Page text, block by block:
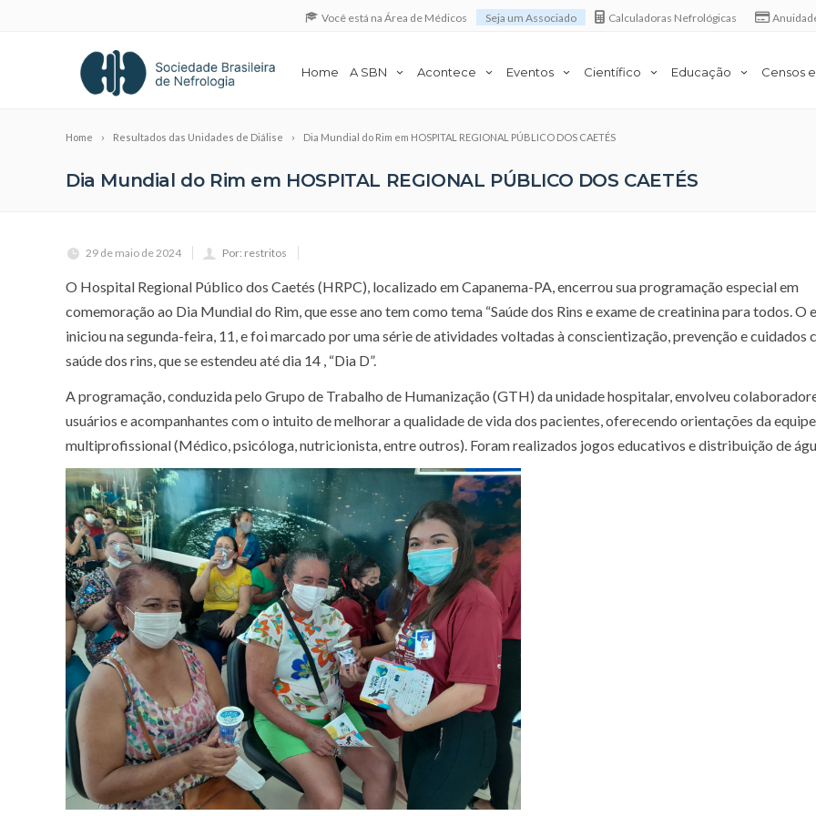
Você está na Área de Médicos Seja um Associado Calculadoras Nefrológicas
Home A SBN Acontece Eventos Científico Educação Censos
Home Resultados das Unidades de Diálise Dia Mundial do Rim em HOSPITAL REGIONAL PÚBLICO DOS CAETÉS
Dia Mundial do Rim em HOSPITAL REGIONAL PÚBLICO DOS CAETÉS
29 de maio de 2024 Por: restritos
O Hospital Regional Público dos Caetés (HRPC), localizado em Capanema-PA, encerrou sua programação especial em
comemoração ao Dia Mundial do Rim, que esse ano tem como tema “Saúde dos Rins e exame de creatinina para todos. O
iniciou na segunda-feira, 11, e foi marcado por uma série de atividades voltadas à conscientização, prevenção e cuidados
saúde dos rins, que se estendeu até dia 14 , “Dia D”.
A programação, conduzida pelo Grupo de Trabalho de Humanização (GTH) da unidade hospitalar, envolveu
usuários e acompanhantes com o intuito de melhorar a qualidade de vida dos pacientes, oferecendo orientações da equipe
multiprofissional (Médico, psicóloga, nutricionista, entre outros). Foram realizados jogos educativos e distribuição de